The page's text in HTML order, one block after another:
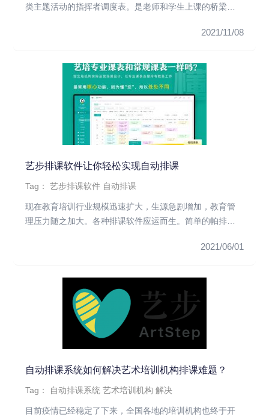
类主题活动的指挥者调度表。是老师和学生上课的桥梁，
2021/11/08
艺步排课软件让你轻松实现自动排课
Tag：艺步排课软件 自动排课
现在教育培训行业规模迅速扩大，生源急剧增加，教育管
理压力随之加大。各种排课软件应运而生。简单的帕排课
2021/06/01
自动排课系统如何解决艺术培训机构排课难题？
Tag： 自动排课系统 艺术培训机构 解决
目前疫情已经稳定了下来，全国各地的培训机构也终于开